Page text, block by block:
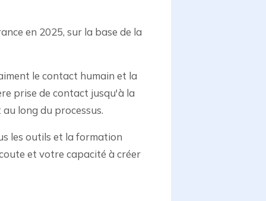
en 2025, sur la base de la
le contact humain et la
prise de contact jusqu'à la
long du processus.
les outils et la formation
et votre capacité à créer